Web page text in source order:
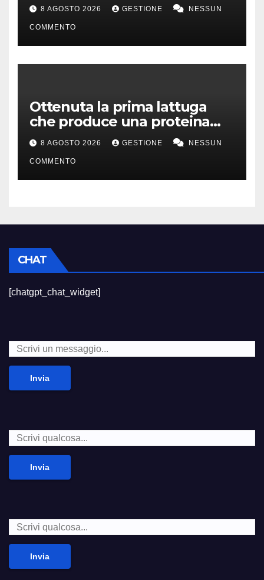
8 AGOSTO 2026 GESTIONE NESSUN
COMMENTO
Ottenuta la prima lattuga
che produce una proteina
chiave della carne
8 AGOSTO 2026 GESTIONE NESSUN
COMMENTO
CHAT
[chatgpt_chat_widget]
Invia
Invia
Invia